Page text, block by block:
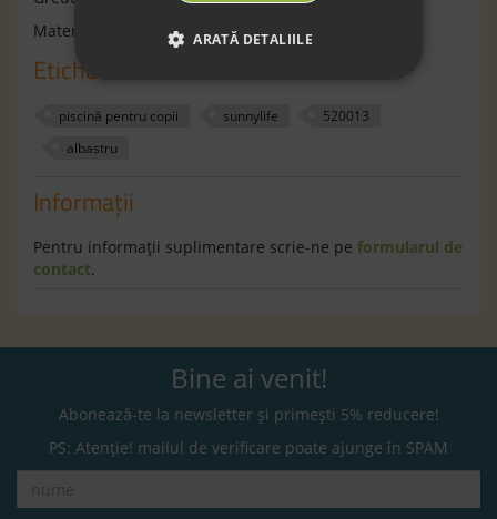
Material:PVC
Etichete
piscină pentru copii sunnylife
520013
albastru
Informaţii
Pentru informaţii suplimentare scrie-ne pe formularul de
contact.
Bine ai venit!
Abonează-te la newsletter și primești 5% reducere!
PS: Atenție! mailul de verificare poate ajunge în SPAM
ARATĂ DETALIILE